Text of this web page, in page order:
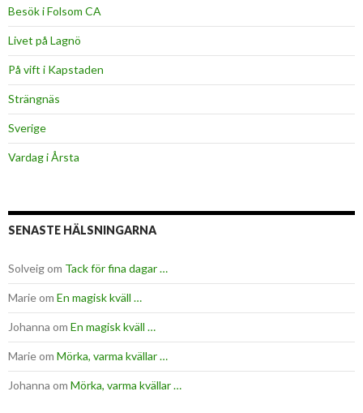
Besök i Folsom CA
Livet på Lagnö
På vift i Kapstaden
Strängnäs
Sverige
Vardag i Årsta
SENASTE HÄLSNINGARNA
Solveigom Tack för fina dagar …
Marieom En magisk kväll …
Johanna om En magisk kväll …
Marieom Mörka, varma kvällar …
Johanna om Mörka, varma kvällar …